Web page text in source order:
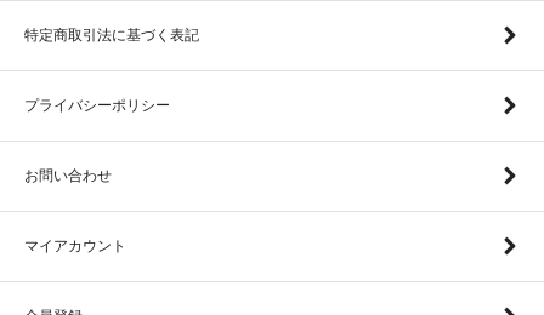
特定商取引法に基づく表記
プライバシーポリシー
お問い合わせ
マイアカウント